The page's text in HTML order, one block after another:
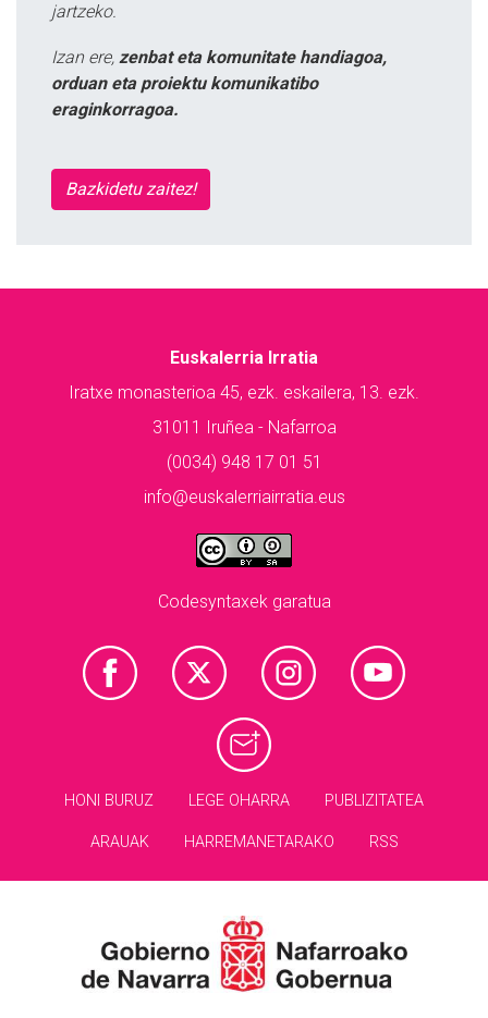
jartzeko.
Izan ere, zenbat eta komunitate handiagoa,
orduan eta proiektu komunikatibo
eraginkorragoa.
Bazkidetu zaitez!
Euskalerria Irratia
Iratxe monasterioa 45, ezk. eskailera, 13. ezk.
31011 Iruñea - Nafarroa
(0034) 948 17 01 51
info@euskalerriairratia.eus
Codesyntaxek garatua
HONI BURUZ LEGE OHARRA PUBLIZITATEA
ARAUAK HARREMANETARAKO RSS